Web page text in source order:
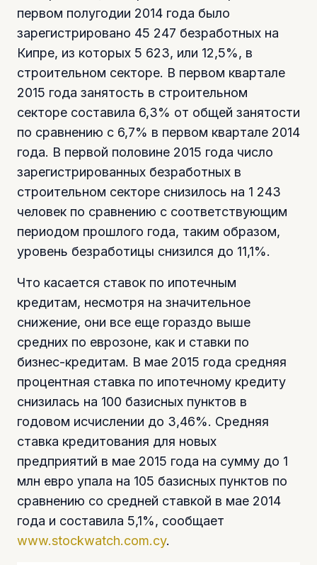
первом полугодии 2014 года было
зарегистрировано 45 247 безработных на
Кипре, из которых 5 623, или 12,5%, в
строительном секторе. В первом квартале
2015 года занятость в строительном
секторе составила 6,3% от общей занятости
по сравнению с 6,7% в первом квартале 2014
года. В первой половине 2015 года число
зарегистрированных безработных в
строительном секторе снизилось на 1 243
человек по сравнению с соответствующим
периодом прошлого года, таким образом,
уровень безработицы снизился до 11,1%.
Что касается ставок по ипотечным
кредитам, несмотря на значительное
снижение, они все еще гораздо выше
средних по еврозоне, как и ставки по
бизнес-кредитам. В мае 2015 года средняя
процентная ставка по ипотечному кредиту
снизилась на 100 базисных пунктов в
годовом исчислении до 3,46%. Средняя
ставка кредитования для новых
предприятий в мае 2015 года на сумму до 1
млн евро упала на 105 базисных пунктов по
сравнению со средней ставкой в мае 2014
года и составила 5,1%, сообщает
www.stockwatch.com.cy.